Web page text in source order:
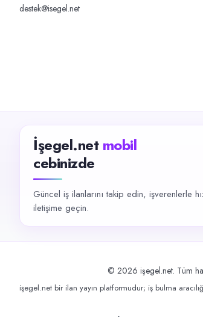
destek@isegel.net
İşegel.net mobil
cebinizde
Güncel iş ilanlarını takip edin, işverenlerle
iletişime geçin.
© 2026 işegel.net. Tüm
işegel.net bir ilan yayın platformudur; iş bulma